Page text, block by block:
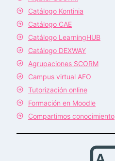
Catálogo Kontinia
Catálogo CAE
Catálogo LearningHUB
Catálogo DEXWAY
Agrupaciones SCORM
Campus virtual AFO
Tutorización online
Formación en Moodle
Compartimos conocimiento